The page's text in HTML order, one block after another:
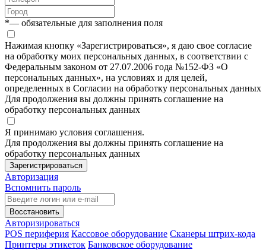
*— обязательные для заполнения поля
Нажимая кнопку «Зарегистрироваться», я даю свое согласие
на обработку моих персональных данных, в соответствии с
Федеральным законом от 27.07.2006 года №152-ФЗ «О
персональных данных», на условиях и для целей,
определенных в Согласии на обработку персональных данных
Для продолжения вы должны принять соглашение на
обработку персональных данных
Я принимаю условия соглашения.
Для продолжения вы должны принять соглашение на
обработку персональных данных
Зарегистрироваться
Авторизация
Вспомнить пароль
Восстановить
Авторизироваться
POS периферия Кассовое оборудование Сканеры штрих-кода
Принтеры этикеток Банковское оборудование